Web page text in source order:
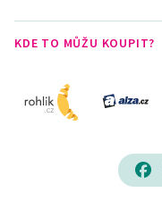
KDE TO MŮŽU KOUPIT?